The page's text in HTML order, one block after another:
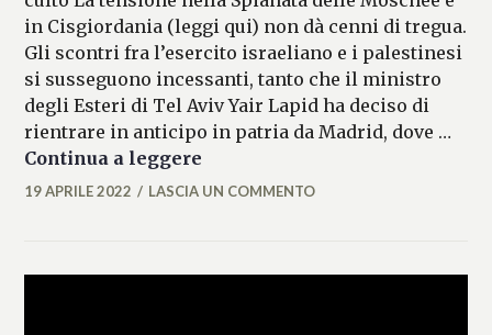
in Cisgiordania (leggi qui) non dà cenni di tregua.
Gli scontri fra l’esercito israeliano e i palestinesi
si susseguono incessanti, tanto che il ministro
degli Esteri di Tel Aviv Yair Lapid ha deciso di
rientrare in anticipo in patria da Madrid, dove …
Continua a leggere
MARIANNA
19 APRILE 2022 LASCIA UN COMMENTO